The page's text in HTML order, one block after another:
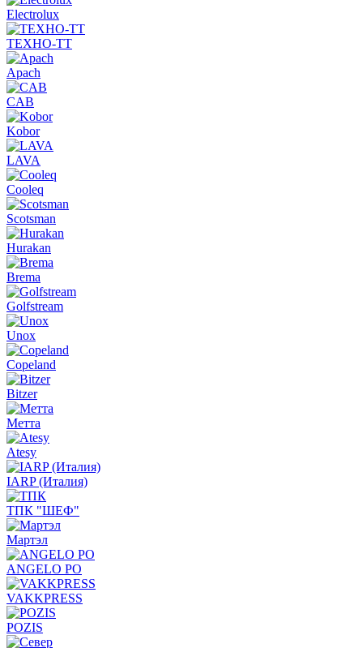
Electrolux
ТЕХНО-ТТ
Apach
CAB
Kobor
LAVA
Cooleq
Scotsman
Hurakan
Brema
Golfstream
Unox
Copeland
Bitzer
Метта
Atesy
IARP (Италия)
ТПК "ШЕФ"
Мартэл
ANGELO PO
VAKKPRESS
POZIS